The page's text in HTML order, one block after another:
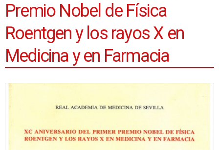
Premio Nobel de Física
Roentgen y los rayos X en
Medicina y en Farmacia